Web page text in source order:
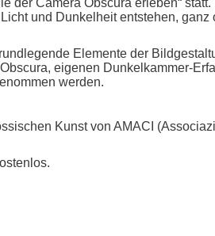
der Camera Obscura erleben“
und Dunkelheit entstehen, ganz
Elemente der
eigenen Dunkelkammer-
werden.
Kunst von AMACI